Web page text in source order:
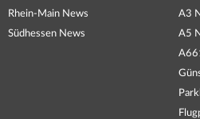
Rhein-Main News
Südhessen News
A3
A5